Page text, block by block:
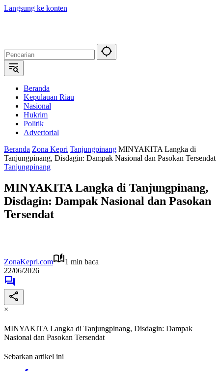
Langsung ke konten
Beranda
Kepulauan Riau
Nasional
Hukrim
Politik
Advertorial
Beranda Zona Kepri Tanjungpinang MINYAKITA Langka di
Tanjungpinang, Disdagin: Dampak Nasional dan Pasokan Tersendat
Tanjungpinang
MINYAKITA Langka di Tanjungpinang,
Disdagin: Dampak Nasional dan Pasokan
Tersendat
ZonaKepri.com
1 min baca
22/06/2026
×
MINYAKITA Langka di Tanjungpinang, Disdagin: Dampak
Nasional dan Pasokan Tersendat
Sebarkan artikel ini